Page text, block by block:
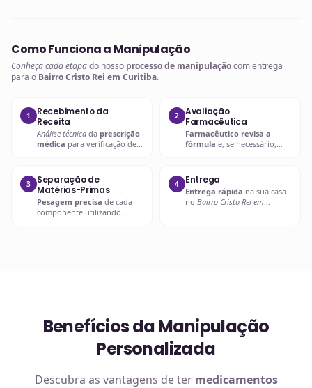
Como Funciona a Manipulação
Conheça cada etapado nosso processo de manipulaçãocom entrega
para o Bairro Cristo Rei em Curitiba.
1
Recebimento da
Receita
Análise técnica da prescrição
médica para verificação de
2
Avaliação
Farmacêutica
Farmacêutico revisa a
fórmula e, se necessário,
esclarecimentos.
3
Separação de
Matérias-Primas
Pesagem precisa de cada
componente utilizando
4 Entrega
Entrega rápida na sua casa
no Bairro Cristo Rei em
Benefícios da Manipulação
Personalizada
Descubra as vantagens de ter medicamentos